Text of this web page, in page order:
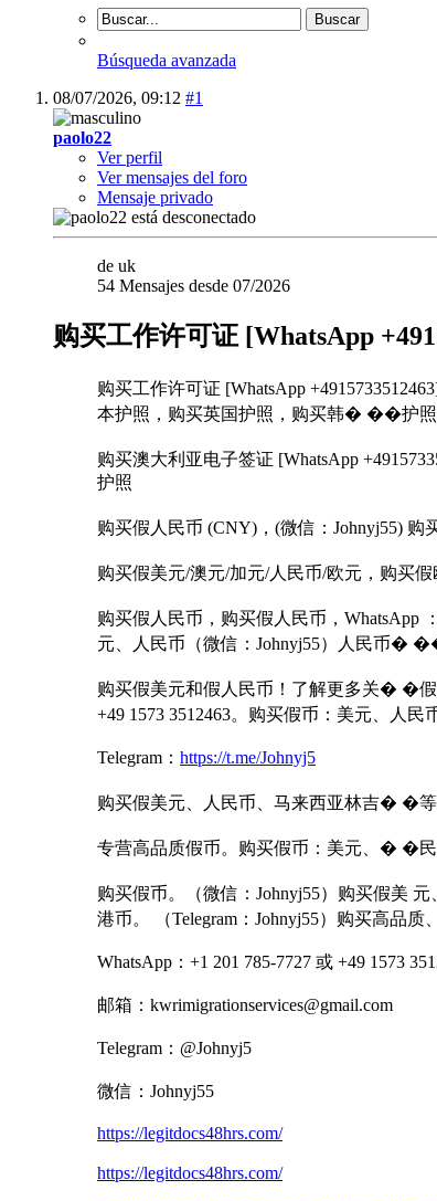
Búsqueda avanzada
08/07/2026, 09:12 #1
paolo22
Ver perfil
Ver mensajes del foro
Mensaje privado
de uk
54 Mensajes desde 07/2026
购买工作许可证 [WhatsApp
购买工作许可证 [WhatsApp
本护照，购买英国护照，购买韩� ��护照
购买澳大利亚电子签证 [WhatsApp
护照
购买假人民币 (CNY)，(微信：Johnyj55) 购
购买假美元/澳元/加元/人民币/欧元，购
购买假人民币，购买假人民币，WhatsApp
元、人民币（微信：Johnyj55）人民币�
购买假美元和假人民币！了解更多关� �
+49 1573 3512463。购买假币：美元、人
Telegram： https://t.me/Johnyj5
购买假美元、人民币、马来西亚林吉� �等
专营高品质假币。购买假币：美元、� �
购买假币。（微信：Johnyj55）购买假美
港币。 （Telegram：Johnyj55）购买高品
WhatsApp：+1 201 785-7727 或 +49 1573
邮箱：kwrimigrationservices@gmail.com
Telegram：@Johnyj5
微信：Johnyj55
https://legitdocs48hrs.com/
https://legitdocs48hrs.com/